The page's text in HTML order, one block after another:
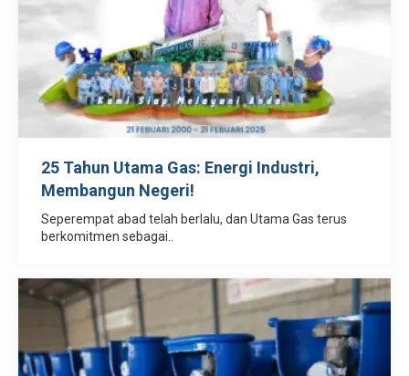
25 Tahun Utama Gas: Energi Industri,
Membangun Negeri!
Seperempat abad telah berlalu, dan Utama Gas terus
berkomitmen sebagai..